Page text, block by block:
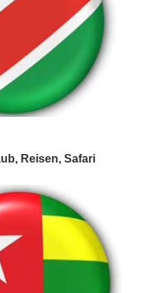
Reisen, Safari